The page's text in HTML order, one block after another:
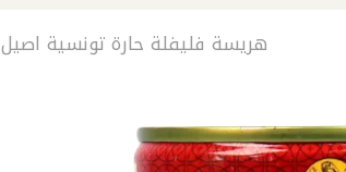
هريسة فليفلة حارة تونسية اصيل 380غ